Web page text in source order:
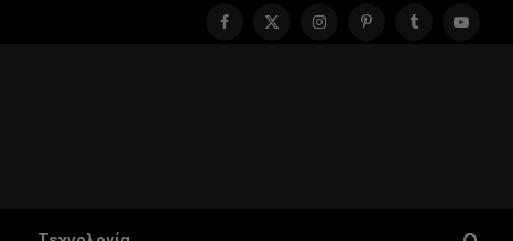
Facebook
X
InstagramPinterestTumblr